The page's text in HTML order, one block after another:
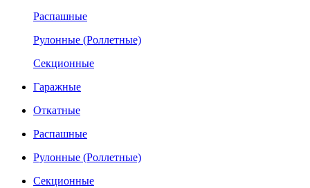
Распашные
Рулонные (Роллетные)
Секционные
Гаражные
Откатные
Распашные
Рулонные (Роллетные)
Секционные